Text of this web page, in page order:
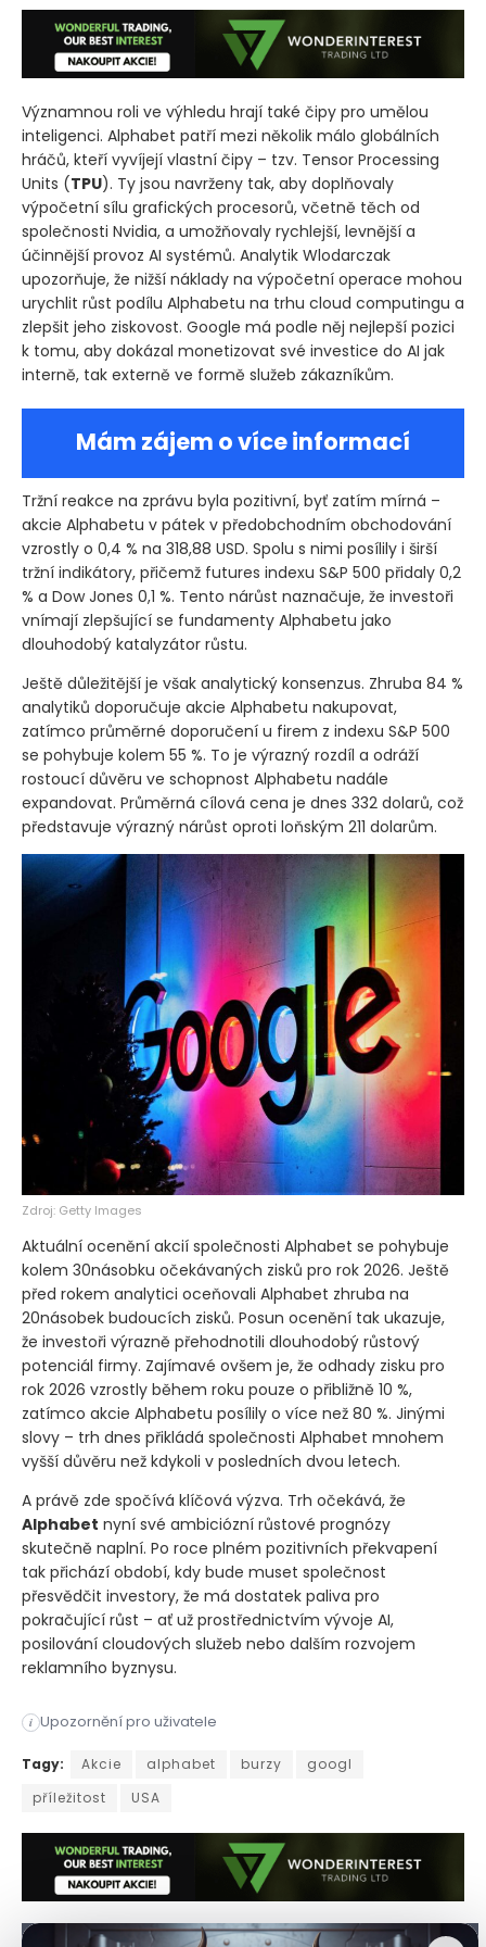
Významnou roli ve výhledu hrají také čipy pro umělou
inteligenci. Alphabet patří mezi několik málo globálních
hráčů, kteří vyvíjejí vlastní čipy – tzv. Tensor Processing
Units (TPU). Ty jsou navrženy tak, aby doplňovaly
výpočetní sílu grafických procesorů, včetně těch od
společnosti Nvidia, a umožňovaly rychlejší, levnější a
účinnější provoz AI systémů. Analytik Wlodarczak
upozorňuje, že nižší náklady na výpočetní operace mohou
urychlit růst podílu Alphabetu na trhu cloud computingu a
zlepšit jeho ziskovost. Google má podle něj nejlepší pozici
k tomu, aby dokázal monetizovat své investice do AI jak
interně, tak externě ve formě služeb zákazníkům.
Mám zájem o více informací
Tržní reakce na zprávu byla pozitivní, byť zatím mírná –
akcie Alphabetu v pátek v předobchodním obchodování
vzrostly o 0,4 % na 318,88 USD. Spolu s nimi posílily i širší
tržní indikátory, přičemž futures indexu S&P 500 přidaly 0,2
% a Dow Jones 0,1 %. Tento nárůst naznačuje, že investoři
vnímají zlepšující se fundamenty Alphabetu jako
dlouhodobý katalyzátor růstu.
Ještě důležitější je však analytický konsenzus. Zhruba 84 %
analytiků doporučuje akcie Alphabetu nakupovat,
zatímco průměrné doporučení u firem z indexu S&P 500
se pohybuje kolem 55 %. To je výrazný rozdíl a odráží
rostoucí důvěru ve schopnost Alphabetu nadále
expandovat. Průměrná cílová cena je dnes 332 dolarů, což
představuje výrazný nárůst oproti loňským 211 dolarům.
Zdroj: Getty Images
Aktuální ocenění akcií společnosti Alphabet se pohybuje
kolem 30násobku očekávaných zisků pro rok 2026. Ještě
před rokem analytici oceňovali Alphabet zhruba na
20násobek budoucích zisků. Posun ocenění tak ukazuje,
že investoři výrazně přehodnotili dlouhodobý růstový
potenciál firmy. Zajímavé ovšem je, že odhady zisku pro
rok 2026 vzrostly během roku pouze o přibližně 10 %,
zatímco akcie Alphabetu posílily o více než 80 %. Jinými
slovy – trh dnes přikládá společnosti Alphabet mnohem
vyšší důvěru než kdykoli v posledních dvou letech.
A právě zde spočívá klíčová výzva. Trh očekává, že
Alphabet nyní své ambiciózní růstové prognózy
skutečně naplní. Po roce plném pozitivních překvapení
tak přichází období, kdy bude muset společnost
přesvědčit investory, že má dostatek paliva pro
pokračující růst – ať už prostřednictvím vývoje AI,
posilování cloudových služeb nebo dalším rozvojem
reklamního byznysu.
i Upozornění pro uživatele
Jaký rozdíl může udělat jeden rok pro mateřskou
Tagy: Akcie alphabet burzy
googl
příležitost
USA